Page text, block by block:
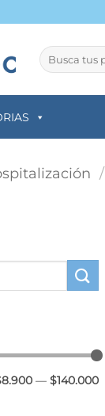
Buscar
por:
/
— $140.000